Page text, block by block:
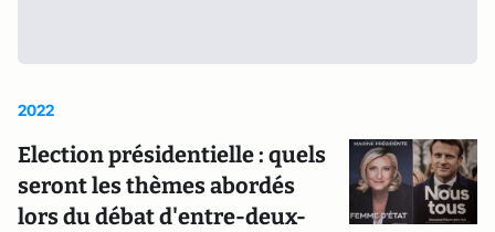
2022
Election présidentielle : quels
seront les thèmes abordés
lors du débat d'entre-deux-